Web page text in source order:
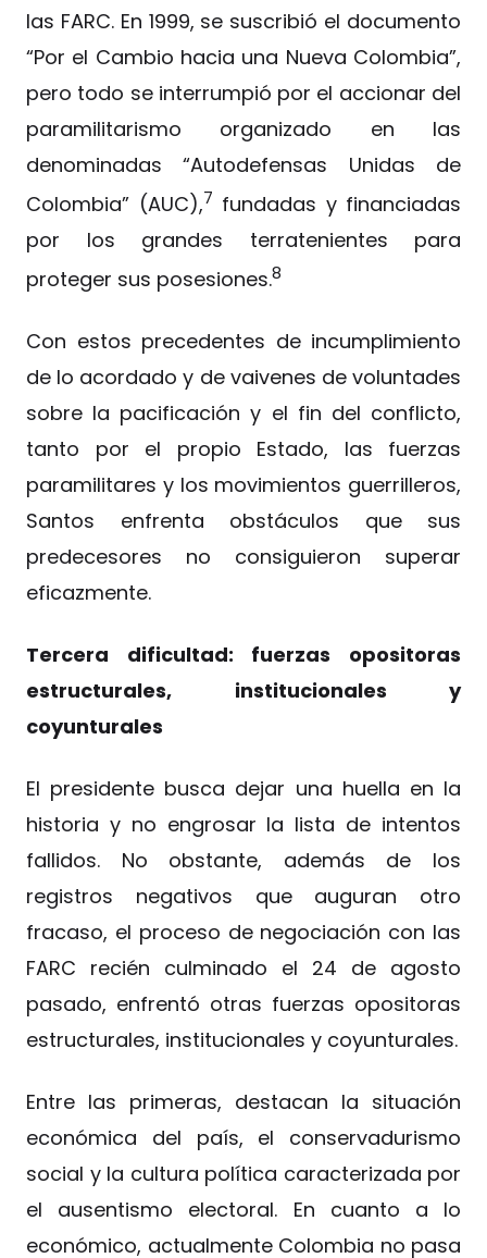
las FARC. En 1999, se suscribió el documento
“Por el Cambio hacia una Nueva Colombia”,
pero todo se interrumpió por el accionar del
paramilitarismo organizado en las
denominadas “Autodefensas Unidas de
Colombia” (AUC),7 fundadas y financiadas
por los grandes terratenientes para
proteger sus posesiones.8
Con estos precedentes de incumplimiento
de lo acordado y de vaivenes de voluntades
sobre la pacificación y el fin del conflicto,
tanto por el propio Estado, las fuerzas
paramilitares y los movimientos guerrilleros,
Santos enfrenta obstáculos que sus
predecesores no consiguieron superar
eficazmente.
Tercera dificultad: fuerzas opositoras
estructurales, institucionales y
coyunturales
El presidente busca dejar una huella en la
historia y no engrosar la lista de intentos
fallidos. No obstante, además de los
registros negativos que auguran otro
fracaso, el proceso de negociación con las
FARC recién culminado el 24 de agosto
pasado, enfrentó otras fuerzas opositoras
estructurales, institucionales y coyunturales.
Entre las primeras, destacan la situación
económica del país, el conservadurismo
social y la cultura política caracterizada por
el ausentismo electoral. En cuanto a lo
económico, actualmente Colombia no pasa